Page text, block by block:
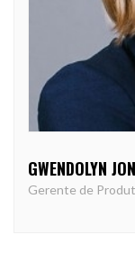
GWENDOLYN
Gerente de